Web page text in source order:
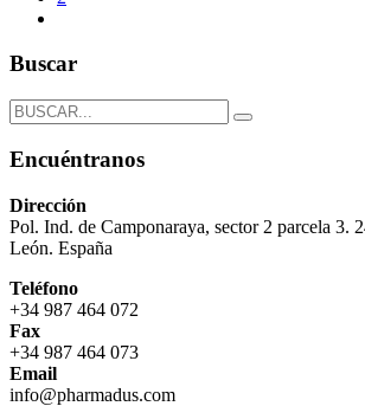
Buscar
Encuéntranos
Dirección
Pol. Ind. de Camponaraya, sector 2 parcela 3.
León. España
Teléfono
+34 987 464 072
Fax
+34 987 464 073
Email
info@pharmadus.com